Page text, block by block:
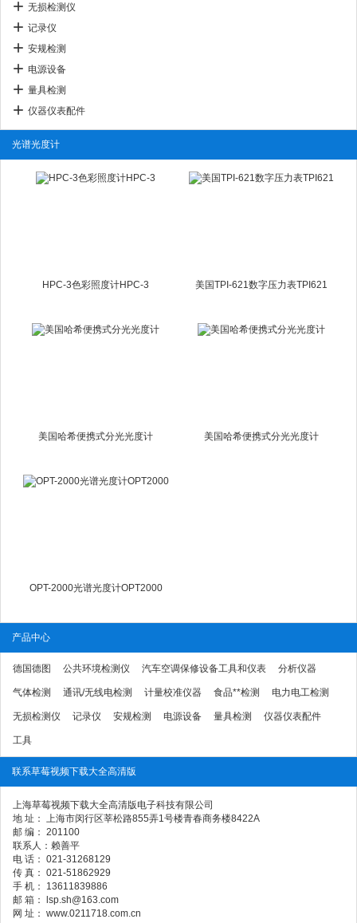
无损检测仪
记录仪
安规检测
电源设备
量具检测
仪器仪表配件
光谱光度计
HPC-3色彩照度计HPC-3 美国TPI-621数字压力表TPI621
美国哈希便携式分光光度计 美国哈希便携式分光光度计
OPT-2000光谱光度计OPT2000
产品中心
德国德图 公共环境检测仪 汽车空调保修设备工具和仪表 分析仪器
气体检测 通讯/无线电检测 计量校准仪器 食品**检测 电力电工检测
无损检测仪 记录仪 安规检测 电源设备 量具检测 仪器仪表配件
工具
联系草莓视频下载大全高清版
上海草莓视频下载大全高清版电子科技有限公司
地 址： 上海市闵行区莘松路855弄1号楼青春商务楼8422A
邮 编： 201100
联系人：赖善平
电 话： 021-31268129
传 真： 021-51862929
手 机： 13611839886
邮 箱： lsp.sh@163.com
网 址： www.0211718.com.cn